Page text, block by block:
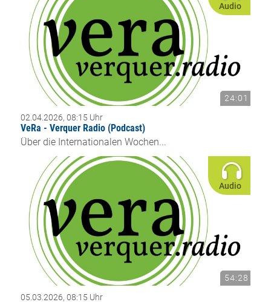
Audio
24:01
02.04.2026, 08:15 Uhr
VeRa - Verquer Radio (Podcast)
Über die Internationalen Wochen...
Audio
54:28
05.03.2026, 08:15 Uhr